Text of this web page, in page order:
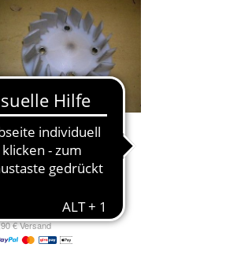
People 50 S Lüfterrad
€ Versand